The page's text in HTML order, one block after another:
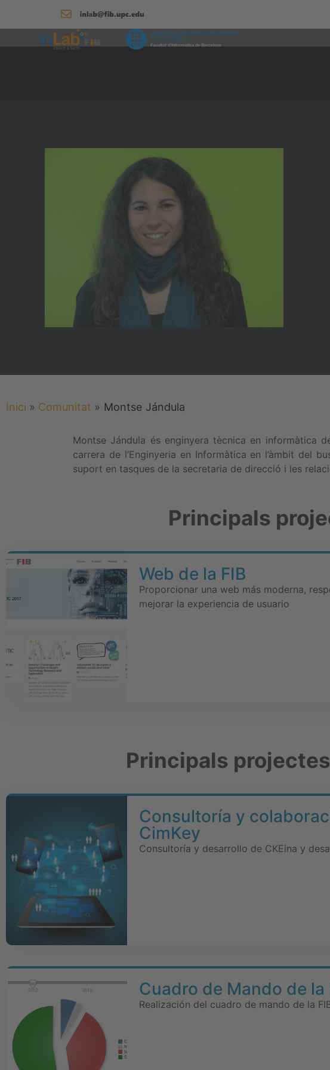
Inici » Comunitat » Montse Jándula
Montse Jándula és enginyera tècnica en informàtica
carrera de l’Enginyeria en Informàtica en l’àmbit del
suport en tasques de la secretaria de direcció i les
Principals
Web de la FIB
Proporcionar una web más moderna,
mejorar la experiencia de usuario
Principals
Consultoría y
CimKey
Consultoría y desarrollo de CKEina y
Cuadro de Mando de la
Realización del cuadro de mando de la